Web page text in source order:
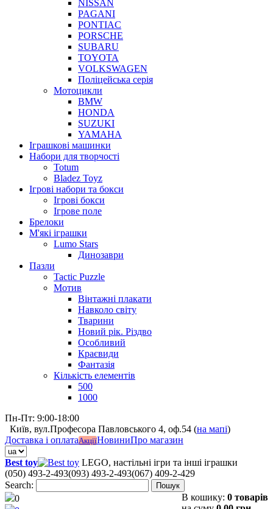
NISSAN
PAGANI
PONTIAC
PORSCHE
SUBARU
TOYOTA
VOLKSWAGEN
Поліцейська серія
Мотоцикли
BMW
HONDA
SUZUKI
YAMAHA
Іграшкові машинки
Набори для творчості
Totum
Bladez Toyz
Ігрові набори та бокси
Ігрові бокси
Ігрове поле
Брелоки
М'які іграшки
Lumo Stars
Динозаври
Пазли
Tactic Puzzle
Мотив
Вінтажні плакати
Навколо світу
Тварини
Новий рік. Різдво
Особливий
Краєвиди
Фантазія
Кількість елементів
500
1000
Пн-Пт: 9:00-18:00
Київ, вул.Професора Павловського 4, оф.54 (на мапі)
Доставка і оплатаАкціїНовиниПро магазин
Best toy
LEGO, настільні ігри та інші іграшки
(050) 493-2-493(093) 493-2-493(067) 409-2-429
Search:
Пошук
0 В кошику: 0 товарів